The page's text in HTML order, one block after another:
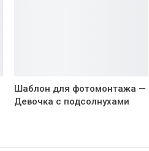
Шаблон для фотомонтажа —
Девочка с подсолнухами